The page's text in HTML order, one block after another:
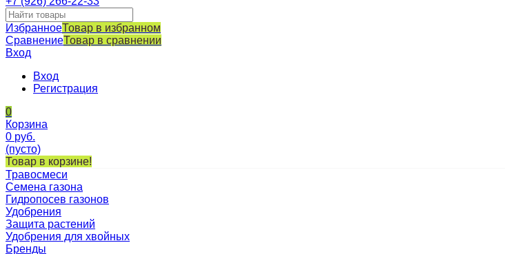
ИзбранноеТовар в избранном
СравнениеТовар в сравнении
Вход
Вход
Регистрация
0
Корзина
0 руб.
(пусто)
Товар в корзине!
Травосмеси
Семена газона
Гидропосев газонов
Удобрения
Защита растений
Удобрения для хвойных
Бренды